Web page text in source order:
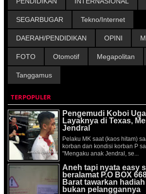
SEGARBUGAR Tekno/Internet
DAERAH/PENDIDIKAN OPINI
FOTO Otomotif Megapolitan
Tanggamus
TERPOPULER
Pengemudi Koboi
Layaknya di Texas,
Jendral
Pelaku MK saat (kaos hitam)
korban dan kondisi korban P
"Mengaku anak Jendral, se...
Aneh tapi nyata easy
beralamat P.O BOX
Barat tawarkan
bukan pelanggannya